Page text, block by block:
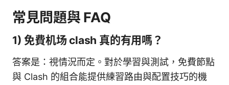
常見問題與 FAQ
1) 免費机场 clash 真的有用嗎？
答案是：視情況而定。對於學習與測試，免費節點
與 Clash 的組合能提供練習路由與配置技巧的機